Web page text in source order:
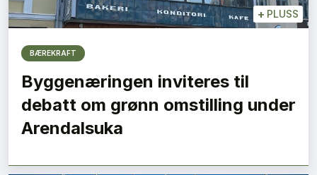
+ PLUSS
BÆREKRAFT
Byggenæringen inviteres til
debatt om grønn omstilling under
Arendalsuka